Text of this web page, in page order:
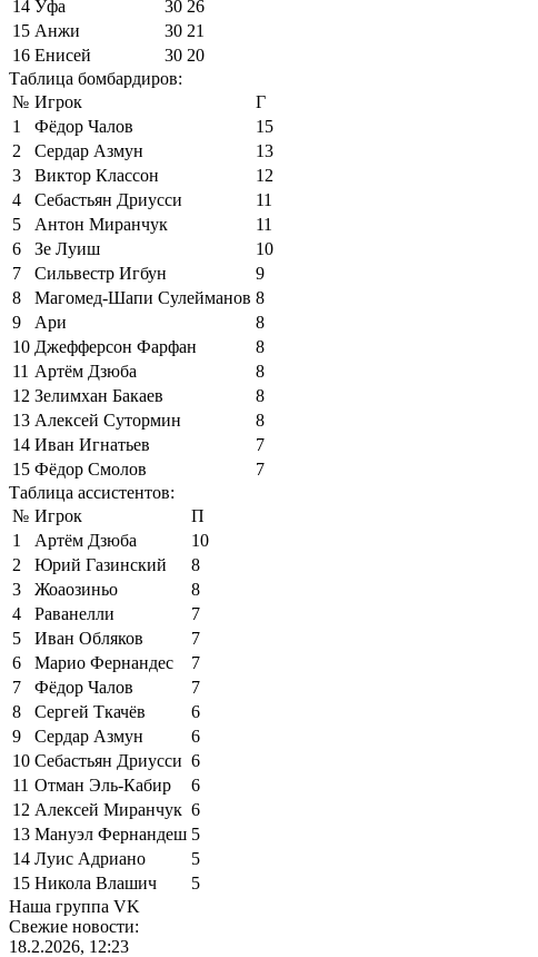
14 Уфа 30 26
15 Анжи 30 21
16 Енисей 30 20
Таблица бомбардиров:
№ Игрок
Г
1
Фёдор Чалов
15
2
Сердар Азмун
13
3
Виктор Классон
12
4
Себастьян Дриусси
11
5
Антон Миранчук
11
6
Зе Луиш
10
7
Сильвестр Игбун
9
8
Магомед-Шапи Сулейманов 8
9
Ари
8
10 Джефферсон Фарфан
8
11 Артём Дзюба
8
12 Зелимхан Бакаев
8
13 Алексей Сутормин
8
14 Иван Игнатьев
7
15 Фёдор Смолов
7
Таблица ассистентов:
№ Игрок
П
1
Артём Дзюба
10
2
Юрий Газинский
8
3
Жоаозиньо
8
4
Раванелли
7
5
Иван Обляков
7
6
Марио Фернандес
7
7
Фёдор Чалов
7
8
Сергей Ткачёв
6
9
Сердар Азмун
6
10 Себастьян Дриусси 6
11 Отман Эль-Кабир
6
12 Алексей Миранчук 6
13 Мануэл Фернандеш 5
14 Луис Адриано
5
15 Никола Влашич
5
Наша группа VK
Свежие новости:
18.2.2026, 12:23